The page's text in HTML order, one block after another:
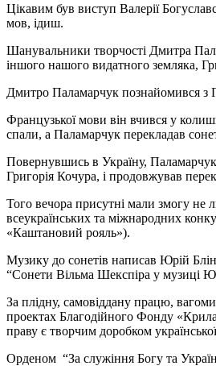
Цікавим був виступ Валерії
мов, ідиш.
Шанувальники творчості Дмитра
іншого нашого видатного земляка,
Дмитро Паламарчук познайомився з
Французької мови він вчився у
спали, а Паламарчук перекладав
Повернувшись в Україну, Паламарчук
Григорія Кочура, і продовжував
Того вечора присутні мали змогу не
всеукраїнських та міжнародних
«Каштановий рояль»).
Музику до сонетів написав Юрій
“Сонети Вільма Шекспіра у музиці
За плідну, самовіддану працю,
проектах Благодійного Фонду
праву є творчим доробком
Орденом “За служіння Богу та